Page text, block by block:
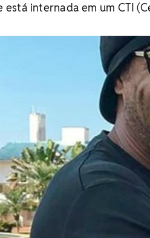
está internada em um CTI